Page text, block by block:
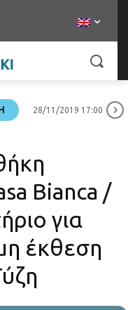
28/11/2019 17:00
Bianca /
για
έκθεση